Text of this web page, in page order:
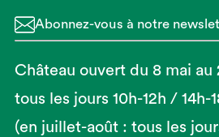
Abonnez-vous à notre
Château ouvert du 8 mai au
tous les jours 10h-12h /
(en juillet-août : tous les